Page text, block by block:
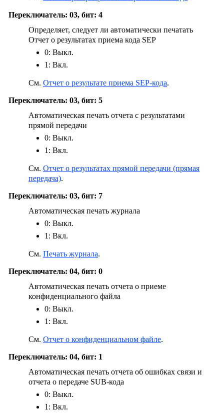
Переключатель: 03, бит: 4
Определяет, следует ли автоматически печатать
Отчет о результатах приема кода SEP
0: Выкл.
1: Вкл.
См. Отчет о результате приема SEP-кода.
Переключатель: 03, бит: 5
Автоматическая печать отчета с результатами
прямой передачи
0: Выкл.
1: Вкл.
См. Отчет о результатах прямой передачи (прямая
передача).
Переключатель: 03, бит: 7
Автоматическая печать журнала
0: Выкл.
1: Вкл.
См. Печать журнала.
Переключатель: 04, бит: 0
Автоматическая печать отчета о приеме
конфиденциального файла
0: Выкл.
1: Вкл.
См. Отчет о конфиденциальном файле.
Переключатель: 04, бит: 1
Автоматическая печать отчета об ошибках связи и
отчета о передаче SUB-кода
0: Выкл.
1: Вкл.